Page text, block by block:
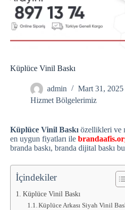
Küplüce Vinil Baskı
admin
Mart 31, 2025
Hizmet Bölgelerimiz
Küplüce Vinil Baskı özellikleri ve
en uygun fiyatları ile
branda baskı, branda dijital baskı
İçindekiler
Küplüce Vinil Baskı
Küplüce Arkası Siyah Vinil